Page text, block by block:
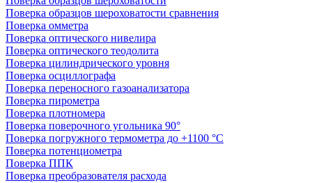
Поверка образцов шероховатости сравнения
Поверка омметра
Поверка оптического нивелира
Поверка оптического теодолита
Поверка цилиндрического уровня
Поверка осциллографа
Поверка переносного газоанализатора
Поверка пирометра
Поверка плотномера
Поверка поверочного угольника 90°
Поверка погружного термометра до +1100 °С
Поверка потенциометра
Поверка ППК
Поверка преобразователя расхода